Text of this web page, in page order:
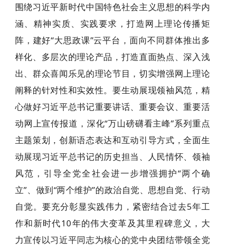
围绕习近平新时代中国特色社会主义思想的科学内
涵、精神实质、实践要求，打造网上理论传播矩
阵，建好“大思政课”云平台，面向不同群体推出多
样化、多层次的理论产品，打造直面热点、深入浅
出、群众喜闻乐见的理论节目，切实增强网上理论
阐释的针对性和实效性。要生动展现领袖风范，精
心做好习近平总书记重要讲话、重要会议、重要活
动网上宣传报道，深化“万山磅礴看主峰”系列重点
主题策划，创新语态表达和互动引导方式，全面生
动展现习近平总书记的历史担当、人民情怀、领袖
风范，引导全党全社会进一步增强拥护“两个确
立”、做到“两个维护”的政治自觉、思想自觉、行动
自觉。要充分彰显实践伟力，紧密结合过去5年工
作和新时代10年的伟大变革及其里程碑意义，大
力宣传以习近平同志为核心的党中央团结带领全党